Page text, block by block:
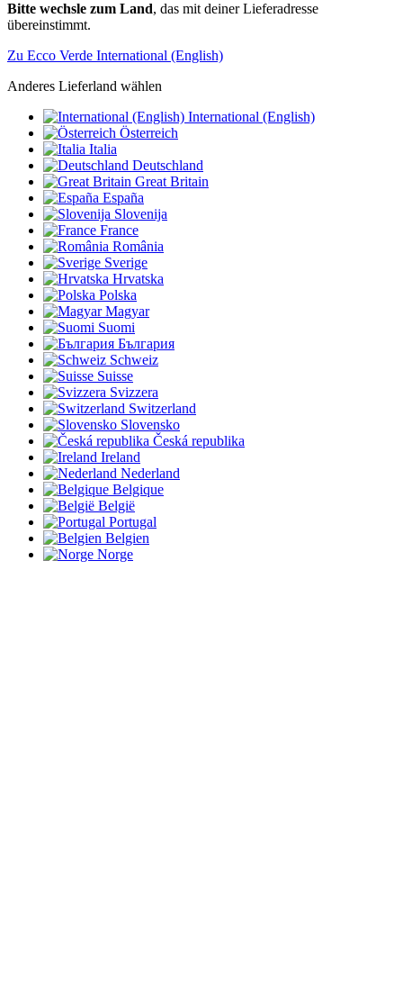
Bitte wechsle zum Land, das mit deiner Lieferadresse
übereinstimmt.
Zu Ecco Verde International (English)
Anderes Lieferland wählen
International (English)
Österreich
Italia
Deutschland
Great Britain
España
Slovenija
France
România
Sverige
Hrvatska
Polska
Magyar
Suomi
България
Schweiz
Suisse
Svizzera
Switzerland
Slovensko
Česká republika
Ireland
Nederland
Belgique
België
Portugal
Belgien
Norge